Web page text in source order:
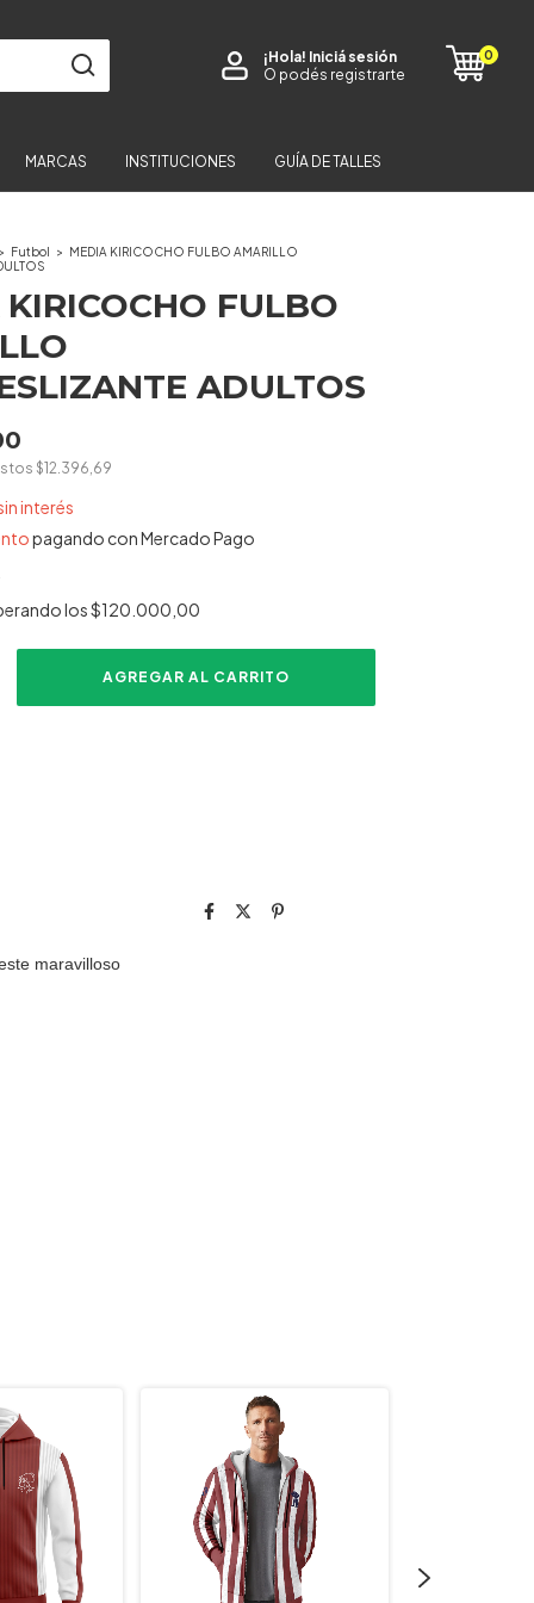
¡Hola! Iniciá sesión
O podés registrarte
0
MARCAS INSTITUCIONES GUÍA DE TALLES
> Futbol > MEDIA KIRICOCHO FULBO AMARILLO
FULBO
ADULTOS
$12.396,69
interés
pagando con Mercado Pago
los$120.000,00
maravilloso